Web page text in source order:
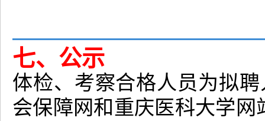
七、公示
体检、考察合格人员为拟
会保障网和重庆医科大学